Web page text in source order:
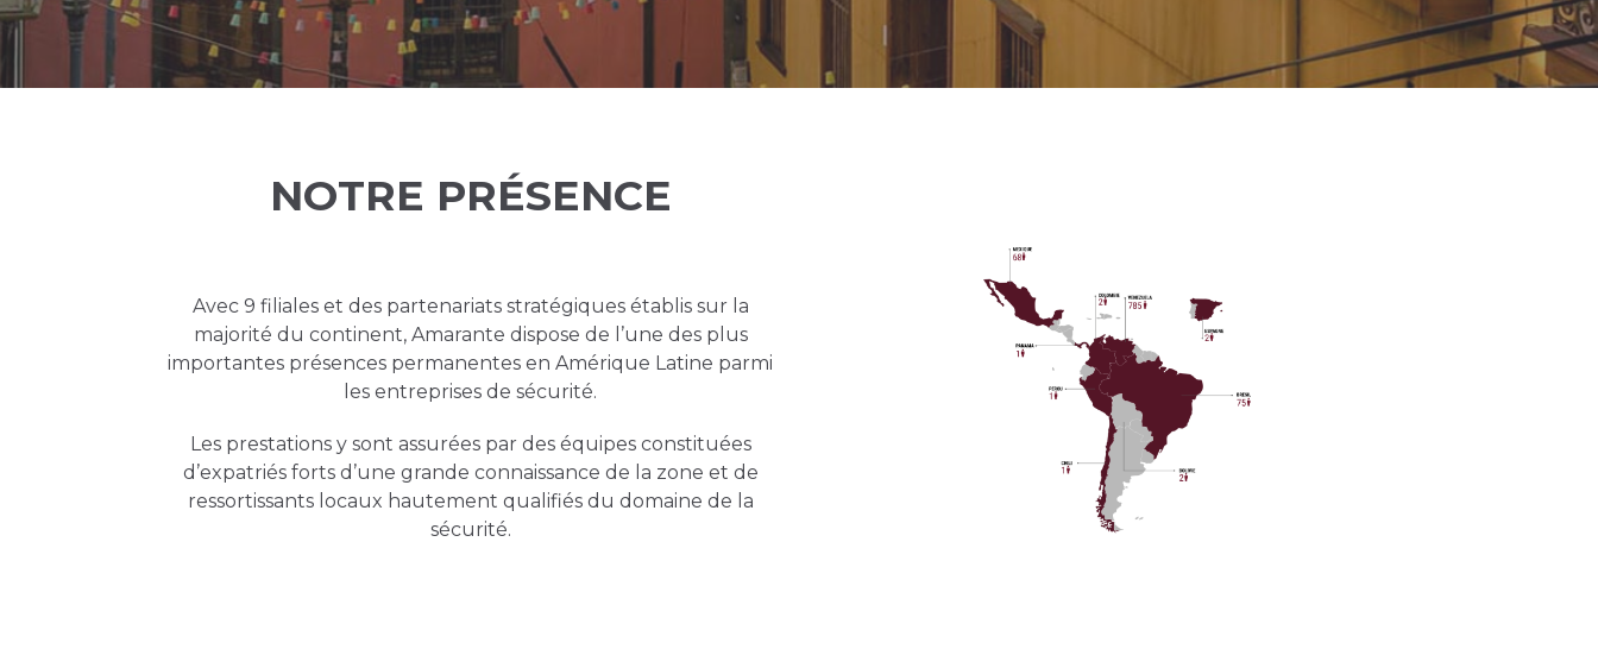
NOTRE PRÉSENCE
Avec 9 filiales et des partenariats stratégiques établis sur la
majorité du continent, Amarante dispose de l’une des plus
importantes présences permanentes en Amérique Latine parmi
les entreprises de sécurité.
Les prestations y sont assurées par des équipes constituées
d’expatriés forts d’une grande connaissance de la zone et de
ressortissants locaux hautement qualifiés du domaine de la
sécurité.